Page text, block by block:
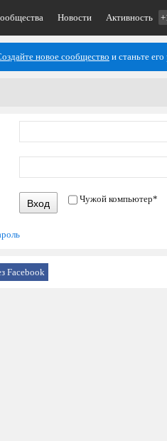
Новости Активность
новое сообщество и станьте
Вход Чужой компьютер*
Facebook